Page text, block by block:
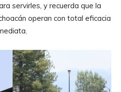
servirles, y recuerda que la
operan con total eficacia